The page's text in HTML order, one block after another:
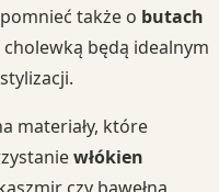
także o butach
będą idealnym
materiały, które
włókien